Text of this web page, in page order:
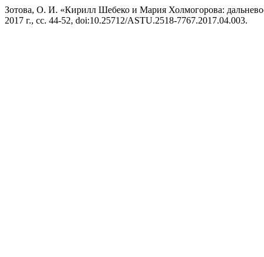
Зотова, О. И. «Кирилл Шебеко и Мария Холмогорова:
2017 г., сс. 44-52, doi:10.25712/ASTU.2518-7767.2017.04.003.